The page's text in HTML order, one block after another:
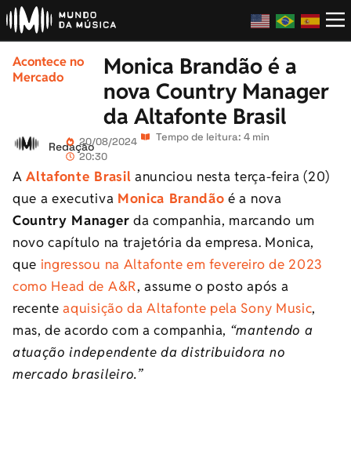
Acontece no
Mercado
Monica Brandão é a
nova Country Manager
da Altafonte Brasil
Redação20/08/2024
20:30
Tempo de leitura: 4 min
AAltafonte Brasil anunciou nesta terça-feira (20)
que a executiva Monica Brandão é a nova
Country Manager da companhia, marcando um
novo capítulo na trajetória da empresa. Monica,
que ingressou na Altafonte em fevereiro de 2023
como Head de A&R, assume o posto após a
recenteaquisição da Altafonte pela Sony Music,
mas, de acordo com a companhia, “mantendo a
atuação independente da distribuidora no
mercado brasileiro.”